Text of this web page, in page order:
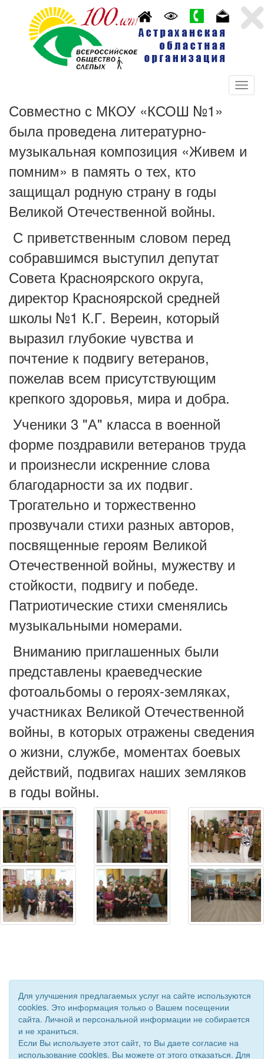
Совместно с МКОУ «КСОШ №1»
была проведена литературно-
музыкальная композиция «Живем и
помним» в память о тех, кто
защищал родную страну в годы
Великой Отечественной войны.
С приветственным словом перед
собравшимся выступил депутат
Совета Красноярского округа,
директор Красноярской средней
школы №1 К.Г. Вереин, который
выразил глубокие чувства и
почтение к подвигу ветеранов,
пожелав всем присутствующим
крепкого здоровья, мира и добра.
Ученики 3 "А" класса в военной
форме поздравили ветеранов труда
и произнесли искренние слова
благодарности за их подвиг.
Трогательно и торжественно
прозвучали стихи разных авторов,
посвященные героям Великой
Отечественной войны, мужеству и
стойкости, подвигу и победе.
Патриотические стихи сменялись
музыкальными номерами.
Вниманию приглашенных были
представлены краеведческие
фотоальбомы о героях-земляках,
участниках Великой Отечественной
войны, в которых отражены сведения
о жизни, службе, моментах боевых
действий, подвигах наших земляков
в годы войны.
© 2019 - 2026 Астраханская областная организация ВОС. Все
права защищены.
Сайт создан при поддержке «Информационная сеть RD
Для улучшения предлагаемых услуг на сайте используются
cookies. Это информация только о Вашем посещении
сайта. Личной и персональной информации не собирается
и не храниться.
Если Вы используете этот сайт, то Вы даете согласие на
использование cookies. Вы можете от этого отказаться. Для